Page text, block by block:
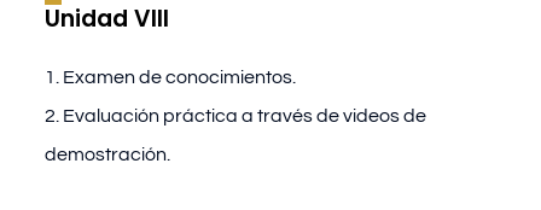
Unidad VIII
1. Examen de conocimientos.
2. Evaluación práctica a través de videos de
demostración.